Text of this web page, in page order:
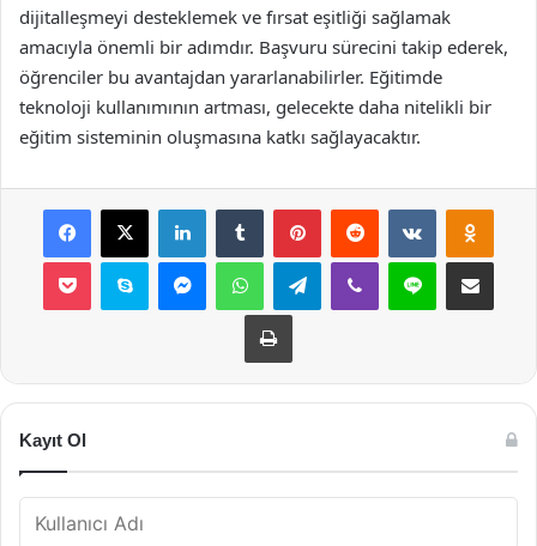
dijitalleşmeyi desteklemek ve fırsat eşitliği sağlamak
amacıyla önemli bir adımdır. Başvuru sürecini takip ederek,
öğrenciler bu avantajdan yararlanabilirler. Eğitimde
teknoloji kullanımının artması, gelecekte daha nitelikli bir
eğitim sisteminin oluşmasına katkı sağlayacaktır.
Facebook
X LinkedInTumblr PinterestReddit VKontakte
Pocket Skype MessengerWhatsAppTelegramViber Line E-Posta ile
Yazdır
Kayıt Ol